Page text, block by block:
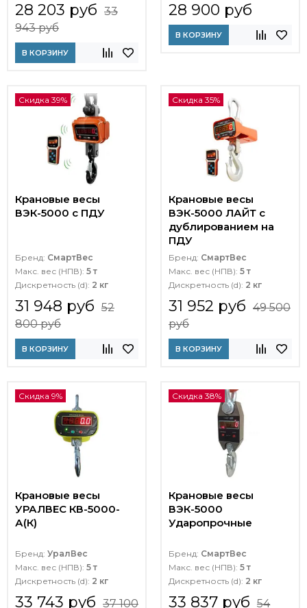
28 203 руб 33
943 руб
В КОРЗИНУ
28 900 руб
В КОРЗИНУ
Скидка 39%
Крановые весы
ВЭК-5000 с ПДУ
Бренд: СмартВес
Макс. вес (НПВ): 5 т
Дискретность (d): 2 кг
31 948 руб 52
800 руб
В КОРЗИНУ
Скидка 35%
Крановые весы
ВЭК-5000 ЛАЙТ c
дублированием на
ПДУ
Бренд: СмартВес
Макс. вес (НПВ): 5 т
Дискретность (d): 2 кг
31 952 руб 49 500
руб
В КОРЗИНУ
Скидка 9%
Крановые весы
УРАЛВЕС КВ-5000-
А(К)
Бренд: УралВес
Макс. вес (НПВ): 5 т
Дискретность (d): 2 кг
33 743 руб 37 100
Скидка 38%
Крановые весы
ВЭК-5000
Ударопрочные
Бренд: СмартВес
Макс. вес (НПВ): 5 т
Дискретность (d): 2 кг
33 837 руб 54